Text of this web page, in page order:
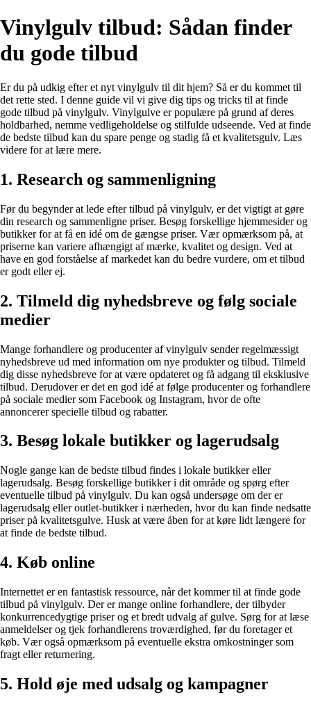
Vinylgulv tilbud: Sådan finder
du gode tilbud
Er du på udkig efter et nyt vinylgulv til dit hjem? Så er du kommet til
det rette sted. I denne guide vil vi give dig tips og tricks til at finde
gode tilbud på vinylgulv. Vinylgulve er populære på grund af deres
holdbarhed, nemme vedligeholdelse og stilfulde udseende. Ved at finde
de bedste tilbud kan du spare penge og stadig få et kvalitetsgulv. Læs
videre for at lære mere.
1. Research og sammenligning
Før du begynder at lede efter tilbud på vinylgulv, er det vigtigt at gøre
din research og sammenligne priser. Besøg forskellige hjemmesider og
butikker for at få en idé om de gængse priser. Vær opmærksom på, at
priserne kan variere afhængigt af mærke, kvalitet og design. Ved at
have en god forståelse af markedet kan du bedre vurdere, om et tilbud
er godt eller ej.
2. Tilmeld dig nyhedsbreve og følg sociale
medier
Mange forhandlere og producenter af vinylgulv sender regelmæssigt
nyhedsbreve ud med information om nye produkter og tilbud. Tilmeld
dig disse nyhedsbreve for at være opdateret og få adgang til eksklusive
tilbud. Derudover er det en god idé at følge producenter og forhandlere
på sociale medier som Facebook og Instagram, hvor de ofte
annoncerer specielle tilbud og rabatter.
3. Besøg lokale butikker og lagerudsalg
Nogle gange kan de bedste tilbud findes i lokale butikker eller
lagerudsalg. Besøg forskellige butikker i dit område og spørg efter
eventuelle tilbud på vinylgulv. Du kan også undersøge om der er
lagerudsalg eller outlet-butikker i nærheden, hvor du kan finde nedsatte
priser på kvalitetsgulve. Husk at være åben for at køre lidt længere for
at finde de bedste tilbud.
4. Køb online
Internettet er en fantastisk ressource, når det kommer til at finde gode
tilbud på vinylgulv. Der er mange online forhandlere, der tilbyder
konkurrencedygtige priser og et bredt udvalg af gulve. Sørg for at læse
anmeldelser og tjek forhandlerens troværdighed, før du foretager et
køb. Vær også opmærksom på eventuelle ekstra omkostninger som
fragt eller returnering.
5. Hold øje med udsalg og kampagner